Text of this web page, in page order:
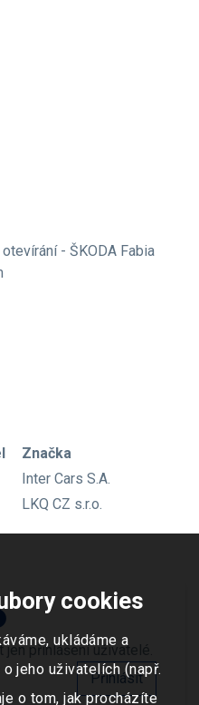
- ŠKODA Fabia
Značka
Inter Cars S.A.
LKQ CZ s.r.o.
jen přihlášení uživatelé.
Přihlásit
cookies
ukládáme a
jeho uživatelích (např.
o tom, jak procházíte